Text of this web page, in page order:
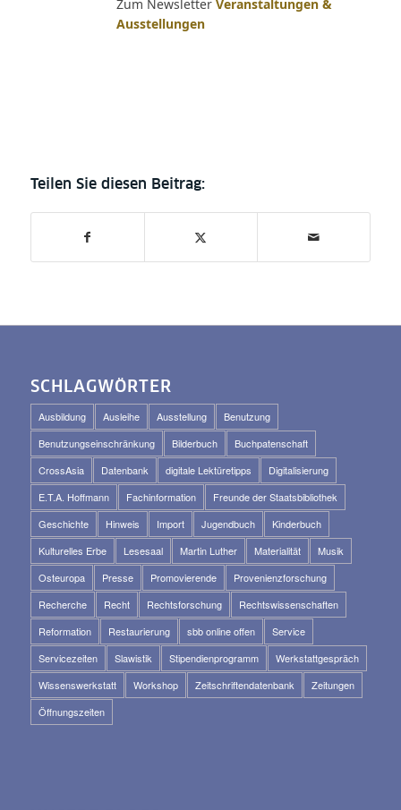
Zum Newsletter Veranstaltungen &
Ausstellungen
SCHLAGWÖRTER
Ausbildung Ausleihe Ausstellung
Benutzung
Benutzungseinschränkung
Bilderbuch
Buchpatenschaft
CrossAsia
Datenbank digitale Lektüretipps
Digitalisierung
E.T.A. Hoffmann
Fachinformation
Freunde der Staatsbibliothek
Geschichte
Hinweis Import Jugendbuch
Kinderbuch
Kulturelles Erbe
Lesesaal Martin Luther Materialität
Musik
Osteuropa
Presse Promovierende
Provenienzforschung
Recherche
Recht Rechtsforschung
Rechtswissenschaften
Reformation
Restaurierung sbb online offen
Service
Servicezeiten
Slawistik Stipendienprogramm
Werkstattgespräch
Wissenswerkstatt
Workshop Zeitschriftendatenbank
Zeitungen
Öffnungszeiten